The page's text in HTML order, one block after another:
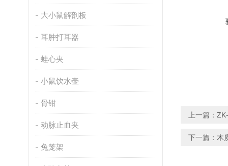
大小鼠解剖板
耳肿打耳器
蛙心夹
小鼠饮水壶
骨钳
动脉止血夹
兔笼架
上一篇：
下一篇： 木